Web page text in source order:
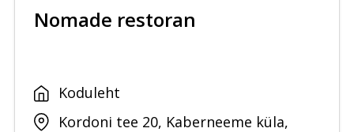
Nomade restoran
Koduleht
Kordoni tee 20, Kaberneeme küla,